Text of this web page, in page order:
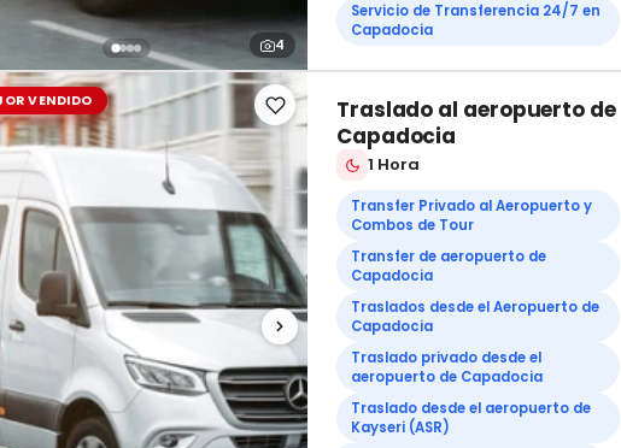
4
Servicio de Transferencia 24/7 en
Capadocia
VENDIDO
Traslado al aeropuerto de
Capadocia
1 Hora
Transfer Privado al Aeropuerto y
Combos de Tour
Transfer de aeropuerto de
Capadocia
Traslados desde el Aeropuerto de
Capadocia
Traslado privado desde el
aeropuerto de Capadocia
Traslado desde el aeropuerto de
Kayseri (ASR)